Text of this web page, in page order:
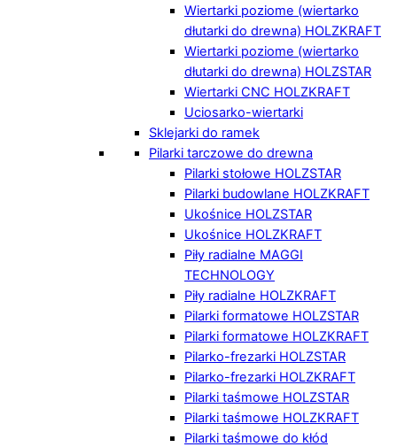
Wiertarki poziome (wiertarko
dłutarki do drewna) HOLZKRAFT
Wiertarki poziome (wiertarko
dłutarki do drewna) HOLZSTAR
Wiertarki CNC HOLZKRAFT
Uciosarko-wiertarki
Sklejarki do ramek
Pilarki tarczowe do drewna
Pilarki stołowe HOLZSTAR
Pilarki budowlane HOLZKRAFT
Ukośnice HOLZSTAR
Ukośnice HOLZKRAFT
Piły radialne MAGGI
TECHNOLOGY
Piły radialne HOLZKRAFT
Pilarki formatowe HOLZSTAR
Pilarki formatowe HOLZKRAFT
Pilarko-frezarki HOLZSTAR
Pilarko-frezarki HOLZKRAFT
Pilarki taśmowe HOLZSTAR
Pilarki taśmowe HOLZKRAFT
Pilarki taśmowe do kłód